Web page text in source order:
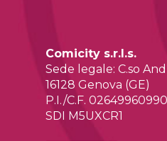
Comicity s.r.l.s.
Sede legale: C.so
16128 Genova (GE)
P.I./C.F. 02649960990
SDI M5UXCR1